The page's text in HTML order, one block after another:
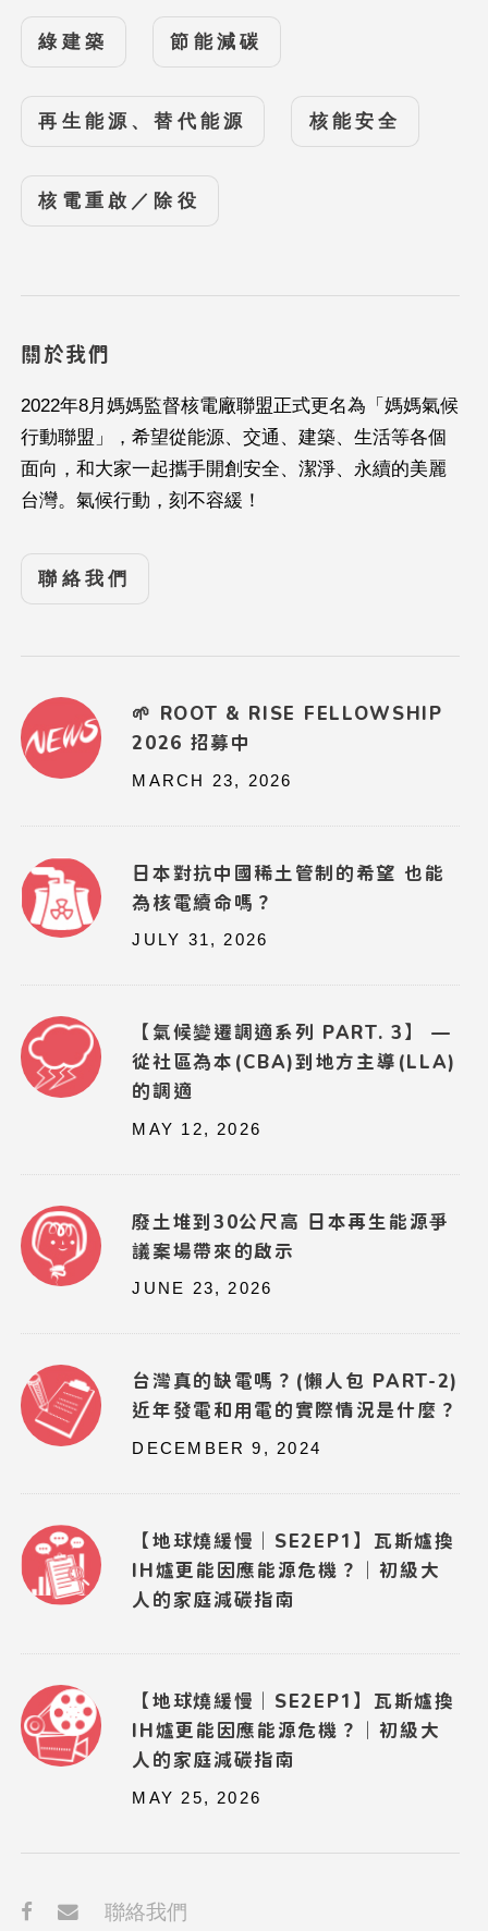
綠建築 節能減碳
再生能源、替代能源 核能安全
核電重啟／除役
關於我們
2022年8月媽媽監督核電廠聯盟正式更名為「媽媽氣候
行動聯盟」，希望從能源、交通、建築、生活等各個
面向，和大家一起攜手開創安全、潔淨、永續的美麗
台灣。氣候行動，刻不容緩！
聯絡我們
🌱 ROOT & RISE FELLOWSHIP
2026 招募中
MARCH 23, 2026
日本對抗中國稀土管制的希望 也能
為核電續命嗎？
JULY 31, 2026
【氣候變遷調適系列 PART. 3】 —
從社區為本(CBA)到地方主導(LLA)
的調適
MAY 12, 2026
廢土堆到30公尺高 日本再生能源爭
議案場帶來的啟示
JUNE 23, 2026
台灣真的缺電嗎？(懶人包 PART-2)
近年發電和用電的實際情況是什麼？
DECEMBER 9, 2024
【地球燒緩慢｜SE2EP1】瓦斯爐換
IH爐更能因應能源危機？｜初級大
人的家庭減碳指南
【地球燒緩慢｜SE2EP1】瓦斯爐換
IH爐更能因應能源危機？｜初級大
人的家庭減碳指南
MAY 25, 2026
聯絡我們